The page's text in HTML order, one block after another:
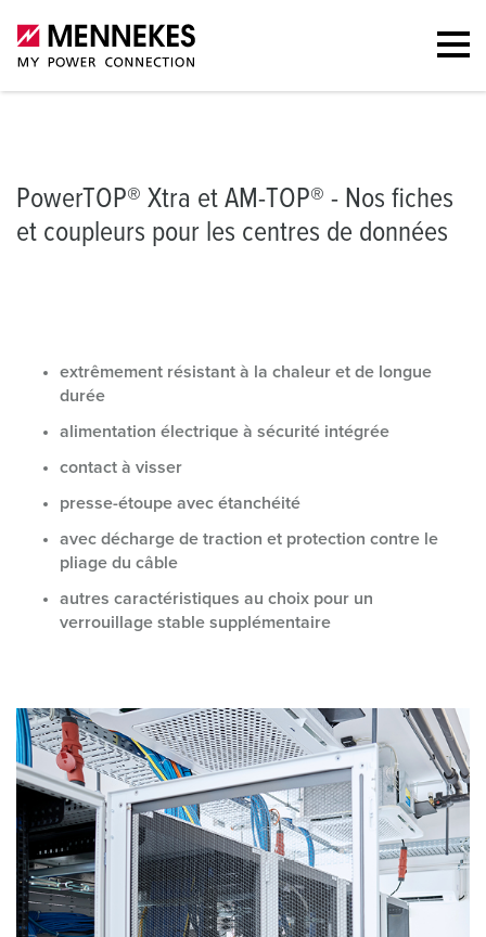
Fiches et coupleurs Les multitalents
PowerTOP® Xtra et AM-TOP® - Nos fiches
et coupleurs pour les centres de données
extrêmement résistant à la chaleur et de longue
durée
alimentation électrique à sécurité intégrée
contact à visser
presse-étoupe avec étanchéité
avec décharge de traction et protection contre le
pliage du câble
autres caractéristiques au choix pour un
verrouillage stable supplémentaire